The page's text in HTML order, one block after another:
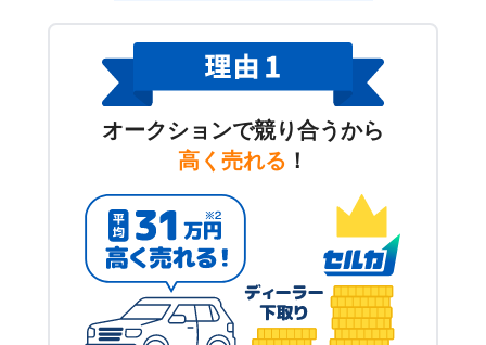
オークションで競り合うから
高く売れる ！